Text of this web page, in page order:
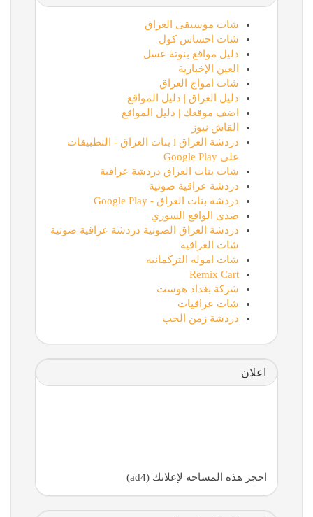
شات موسيقى العراق
شات احساس كول
دليل مواقع بنوتة عسل
العين الإخبارية
شات امواج العراق
دليل العراق | دليل المواقع
اضف موقعك | دليل المواقع
القاش نيوز
دردشة العراق l بنات العراق - التطبيقات
على Google Play
شات بنات العراق دردشة عراقية
دردشة عراقية صوتية
دردشة بنات العراق - Google Play
صدى الواقع السوري
دردشة العراق الصوتية دردشة عراقية صوتية
شات العراقية
شات اموله التركمانيه
Remix Cart
شركة بغداد هوست
شات عراقيات
دردشة زمن الحب
اعلان
احجز هذه المساحه لإعلانك (ad4)